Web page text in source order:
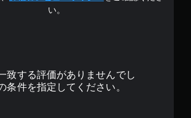
い。
致する評価がありませんでし
条件を指定してください。